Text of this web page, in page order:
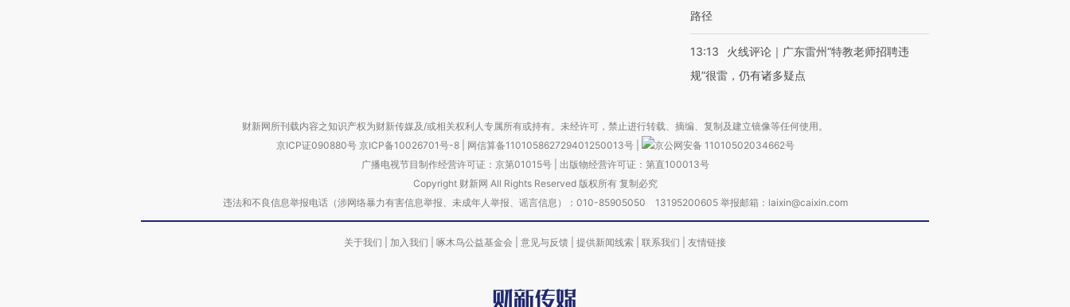
路径
13:13
火线评论｜广东雷州“特教老师招聘违
规”很雷，仍有诸多疑点
财新网所刊载内容之知识产权为财新传媒及/或相关权利人专属所有或持有。未经许可，禁止进行转载、摘编、复制及建立镜像等任何使用。
京ICP证090880号 京ICP备10026701号-8 网信算备110105862729401250013号
京公网安备 11010502034662号
广播电视节目制作经营许可证：京第01015号| 出版物经营许可证：第直100013号
Copyright 财新网 All Rights Reserved 版权所有 复制必究
违法和不良信息举报电话（涉网络暴力有害信息举报、未成年人举报、谣言信息）：010-85905050 13195200605 举报邮箱：laixin@caixin.com
关于我们 加入我们 啄木鸟公益基金会 意见与反馈 提供新闻线索 联系我们 友情链接